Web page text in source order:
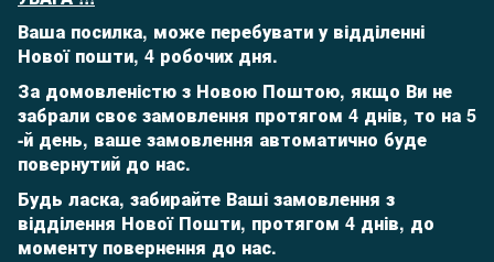
Ваша посилка, може перебувати у відділенні
Нової пошти, 4 робочих дня.
За домовленістю з Новою Поштою, якщо Ви не
забрали своє замовлення протягом 4 днів, то на 5
-й день, ваше замовлення автоматично буде
повернутий до нас.
Будь ласка, забирайте Ваші замовлення з
відділення Нової Пошти, протягом 4 днів, до
моменту повернення до нас.